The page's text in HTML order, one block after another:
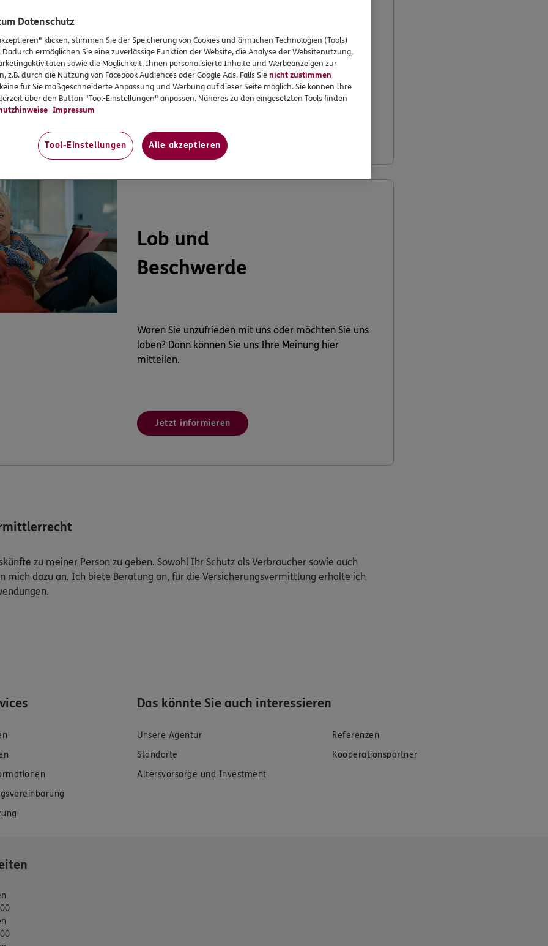
Sie mit bei unserer
Kundenwerkstatt.
Jetzt
informieren
Versicherungen
bequem online
verwalten.
Lob und
Beschwerde
Waren Sie unzufrieden mit uns oder möchten Sie uns
loben? Dann können Sie uns Ihre Meinung hier
mitteilen.
Jetzt informieren
zu meiner Person zu geben. Sowohl Ihr Schutz als Verbraucher sowie auch
mich dazu an. Ich biete Beratung an, für die Versicherungsvermittlung erhalte ich
Das könnte Sie auch interessieren
Unsere Agentur
Referenzen
Standorte
Kooperationspartner
Altersvorsorge und Investment
Datenschutz
klicken, stimmen Sie der Speicherung von Cookies und ähnlichen Technologien (Tools)
ermöglichen Sie eine zuverlässige Funktion der Website, die Analyse der Websitenutzung,
sowie die Möglichkeit, Ihnen personalisierte Inhalte und Werbeanzeigen zur
z.B. durch die Nutzung von Facebook Audiences oder Google Ads. Falls Sienicht zustimmen
für Sie maßgeschneiderte Anpassung und Werbung auf dieser Seite möglich. Sie können Ihre
über den Button "Tool-Einstellungen" anpassen. Näheres zu den eingesetzten Tools finden
Impressum
Tool-Einstellungen Alle akzeptieren